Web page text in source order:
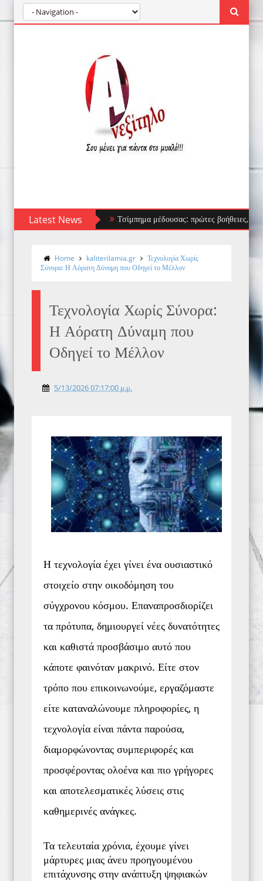
Latest News Τσίμπημα μέδουσας: πρώτες βοήθειες, τι να
Home kaliterilamia.gr
Τεχνολογία Χωρίς
Σύνορα: Η Αόρατη Δύναμη που Οδηγεί το Μέλλον
Τεχνολογία Χωρίς Σύνορα:
Η Αόρατη Δύναμη που
Οδηγεί το Μέλλον
5/13/2026 07:17:00 μ.μ.
Η τεχνολογία έχει γίνει ένα ουσιαστικό
στοιχείο στην οικοδόμηση του
σύγχρονου κόσμου. Επαναπροσδιορίζει
τα πρότυπα, δημιουργεί νέες δυνατότητες
και καθιστά προσβάσιμο αυτό που
κάποτε φαινόταν μακρινό. Είτε στον
τρόπο που επικοινωνούμε, εργαζόμαστε
είτε καταναλώνουμε πληροφορίες, η
τεχνολογία είναι πάντα παρούσα,
διαμορφώνοντας συμπεριφορές και
προσφέροντας ολοένα και πιο γρήγορες
και αποτελεσματικές λύσεις στις
καθημερινές ανάγκες.
Τα τελευταία χρόνια, έχουμε γίνει
μάρτυρες μιας άνευ προηγουμένου
επιτάχυνσης στην ανάπτυξη ψηφιακών